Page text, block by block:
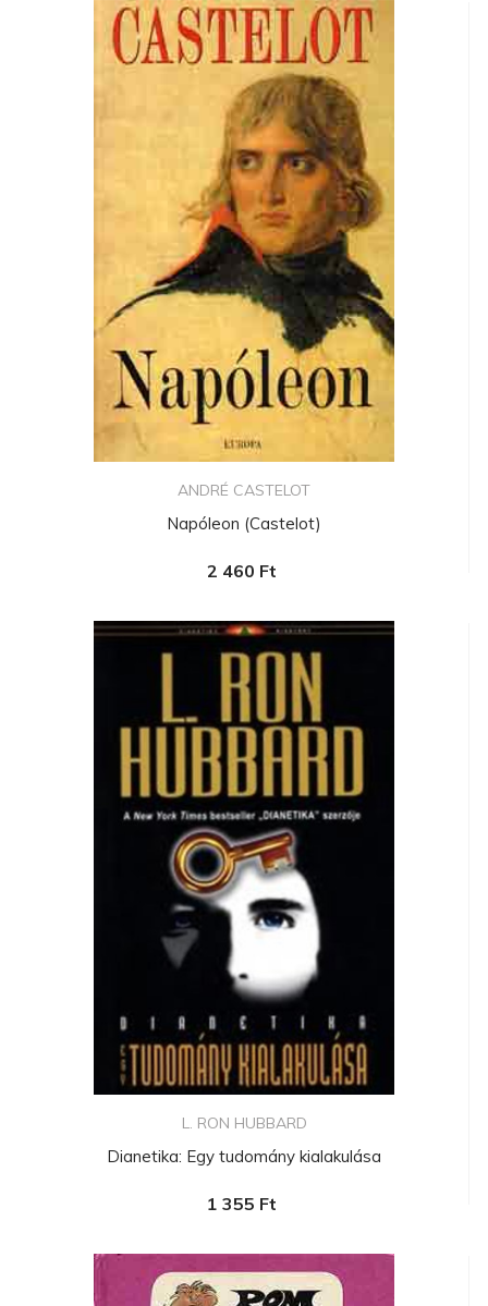
ANDRÉ CASTELOT
Napóleon (Castelot)
2 460 Ft
L. RON HUBBARD
Dianetika: Egy tudomány kialakulása
1 355 Ft